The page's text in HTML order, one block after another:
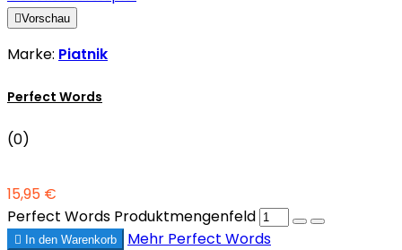
Vorschau
Marke: Piatnik
Perfect Words
(0)
15,95 €
Perfect Words Produktmengenfeld
 In den Warenkorb Mehr Perfect Words